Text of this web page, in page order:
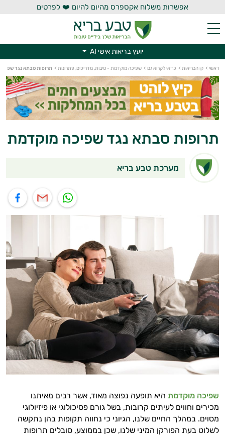
אפשרות משלוח אקספרס מהיום להיום ❤️ לפרטים
יועץ בריאות אישי AI
ראשי > קו הבריאות > כדאי לקרוא גם > שפיכה מוקדמת - סיבות, מדריכים, פתרונות > תרופות סבתא נגד
תרופות סבתא נגד שפיכה מוקדמת
מערכת טבע בריא
שפיכה מוקדמת היא תופעה נפוצה מאוד, אשר רבים מאיתנו
מכירים וחווים לעיתים קרובות, בשל גורם פסיכולוגי או פיזיולוגי
מסוים. במהלך החיים שלנו, הגיוני כי נחווה תקופות בהן נתקשה
לשלוט בעת הפורקן המיני שלנו, שכן בממוצע, סובלים תרופות